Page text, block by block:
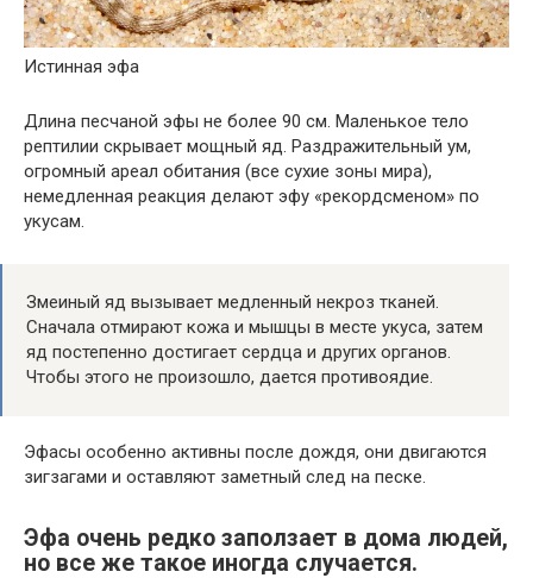
Истинная эфа
Длина песчаной эфы не более 90 см. Маленькое тело
рептилии скрывает мощный яд. Раздражительный ум,
огромный ареал обитания (все сухие зоны мира),
немедленная реакция делают эфу «рекордсменом» по
укусам.
Змеиный яд вызывает медленный некроз тканей.
Сначала отмирают кожа и мышцы в месте укуса, затем
яд постепенно достигает сердца и других органов.
Чтобы этого не произошло, дается противоядие.
Эфасы особенно активны после дождя, они двигаются
зигзагами и оставляют заметный след на песке.
Эфа очень редко заползает в дома людей,
но все же такое иногда случается.